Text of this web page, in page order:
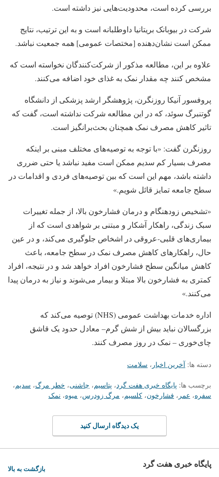
بررسی کرده است، محدودیت‌هایی نیز داشته است.
شرکت در بیوبانک بریتانیا داوطلبانه است و به این ترتیب، نتایج
ممکن است نشان‌دهنده [مختصات عمومی] همه جمعیت نباشد.
علاوه بر این، مطالعه مذکور از شرکت‌کنندگان نخواسته است که
مشخص کنند چه مقدار نمک به غذای خود اضافه می‌کنند.
پروفسور آنیکا روزنگرن، پژوهشگر ارشد پزشکی از دانشگاه
گوتنبرگ سوئد، که در این مطالعه شرکت نداشته‌ است، گفت که
تاثیر کاهش مصرف نمک همچنان بحث‌برانگیز است.
روزنگرن گفت: «با توجه به توصیه‌های مختلف مبنی بر اینکه
مصرف بسیار کم سدیم ممکن است مفید نباشد یا حتی ضرری
داشته باشد، مهم این است که بین توصیه‌های فردی و اقدامات در
سطح جامعه تمایز قائل شویم.»
«تشخیص زودهنگام و درمان فشارخون بالا، از جمله تغییرات
سبک زندگی، راهکار آشکار و مبتنی بر شواهدی است که از
بیماری‌های قلبی-عروقی در اشخاص جلوگیری می‌کند، و در عین
حال، راهکارهای کاهش مصرف نمک در سطح جامعه، باعث
کاهش میانگین سطح فشارخون افراد خواهد شد و در نتیجه، افراد
کمتری به فشارخون بالا مبتلا و بیمار می‌شوند و نیاز به درمان پیدا
می‌کنند.»
اداره خدمات بهداشت عمومی (NHS) توصیه می‌کند که
بزرگسالان نباید بیش از شش گرم– معادل حدود یک قاشق
چای‌خوری – نمک در روز مصرف کنند.
دسته ها: آخرین اخبار ، سلامت
برچسب ها: پایگاه خبری هفت گرد، پتاسیم، چاشنی، خطر مرگ، سدیم،
سفره، عمر ، فشارخون، کلسیم، مرگ زودرس، میوه، نمک
یک دیدگاه ارسال کنید
پایگاه خبری هفت گرد بازگشت به بالا